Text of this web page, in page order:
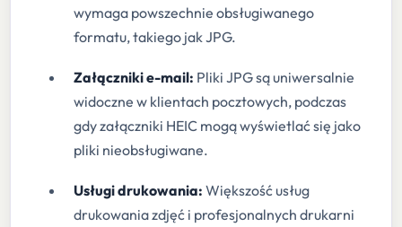
wymaga powszechnie obsługiwanego
formatu, takiego jak JPG.
Załączniki e-mail: Pliki JPG są uniwersalnie
widoczne w klientach pocztowych, podczas
gdy załączniki HEIC mogą wyświetlać się jako
pliki nieobsługiwane.
Usługi drukowania: Większość usług
drukowania zdjęć i profesjonalnych drukarni